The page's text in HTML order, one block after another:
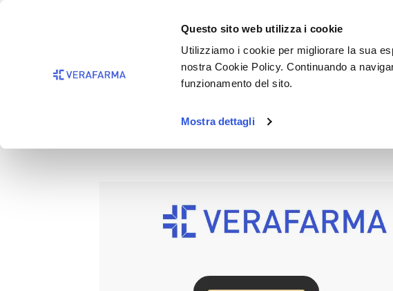
Questo sito web utilizza i cookie
Utilizziamo i cookie per migliorare la sua
nostra Cookie Policy. Continuando a
funzionamento del sito.
Mostra dettagli
Passa alla navigazione principale
IPERICO PLUS 100CPS VEG